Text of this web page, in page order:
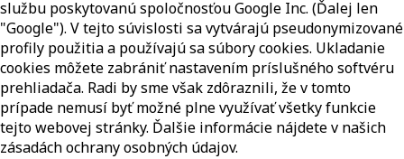
službu poskytovanú spoločnosťou Google Inc. (Ďalej len
"Google"). V tejto súvislosti sa vytvárajú pseudonymizované
profily použitia a používajú sa súbory cookies. Ukladanie
cookies môžete zabrániť nastavením príslušného softvéru
prehliadača. Radi by sme však zdôraznili, že v tomto
prípade nemusí byť možné plne využívať všetky funkcie
tejto webovej stránky. Ďalšie informácie nájdete v našich
zásadách ochrany osobných údajov.